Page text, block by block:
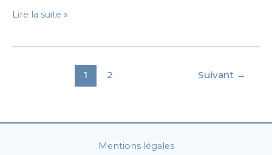
Évolution
Lire la suite »
1 2 Suivant →
Mentions légales